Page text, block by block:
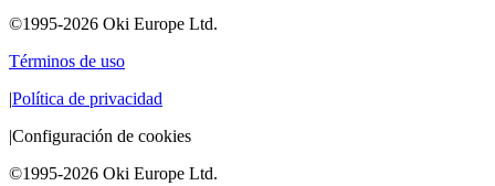
©1995-2026 Oki Europe Ltd.
Términos de uso
|Política de privacidad
|Configuración de cookies
©1995-2026 Oki Europe Ltd.